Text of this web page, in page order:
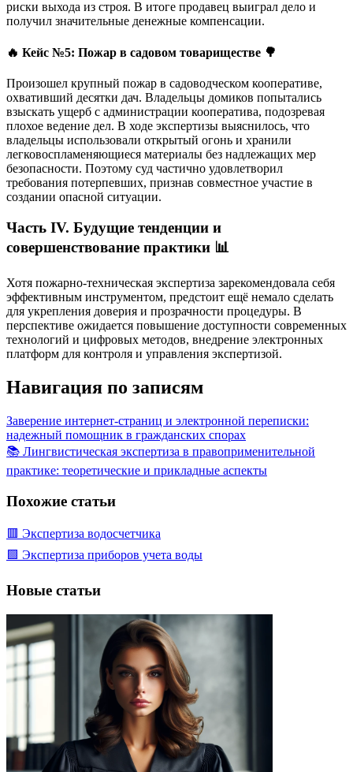
риски выхода из строя. В итоге продавец выиграл дело и
получил значительные денежные компенсации.
🔥 Кейс №5: Пожар в садовом товариществе 🌳
Произошел крупный пожар в садоводческом кооперативе,
охвативший десятки дач. Владельцы домиков попытались
взыскать ущерб с администрации кооператива, подозревая
плохое ведение дел. В ходе экспертизы выяснилось, что
владельцы использовали открытый огонь и хранили
легковоспламеняющиеся материалы без надлежащих мер
безопасности. Поэтому суд частично удовлетворил
требования потерпевших, признав совместное участие в
создании опасной ситуации.
Часть IV. Будущие тенденции и
совершенствование практики 📊
Хотя пожарно-техническая экспертиза зарекомендовала себя
эффективным инструментом, предстоит ещё немало сделать
для укрепления доверия и прозрачности процедуры. В
перспективе ожидается повышение доступности современных
технологий и цифровых методов, внедрение электронных
платформ для контроля и управления экспертизой.
Навигация по записям
Заверение интернет-страниц и электронной переписки:
надежный помощник в гражданских спорах
📚 Лингвистическая экспертиза в правоприменительной
практике: теоретические и прикладные аспекты
Похожие статьи
🟥 Экспертиза водосчетчика
🟩 Экспертиза приборов учета воды
Новые статьи